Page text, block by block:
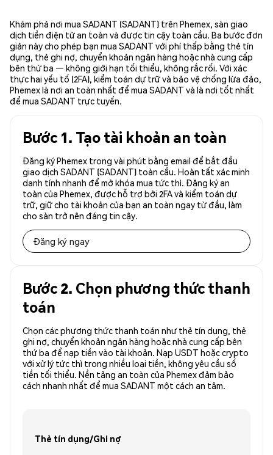
Khám phá nơi mua SADANT (SADANT) trên Phemex, sàn giao
dịch tiền điện tử an toàn và được tin cậy toàn cầu. Ba bước đơn
giản này cho phép bạn mua SADANT với phí thấp bằng thẻ tín
dụng, thẻ ghi nợ, chuyển khoản ngân hàng hoặc nhà cung cấp
bên thứ ba — không giới hạn tối thiểu, không rắc rối. Với xác
thực hai yếu tố (2FA), kiểm toán dự trữ và bảo vệ chống lừa đảo,
Phemex là nơi an toàn nhất để mua SADANT và là nơi tốt nhất
để mua SADANT trực tuyến.
Bước 1. Tạo tài khoản an toàn
Đăng ký Phemex trong vài phút bằng email để bắt đầu
giao dịch SADANT (SADANT) toàn cầu. Hoàn tất xác minh
danh tính nhanh để mở khóa mua tức thì. Đăng ký an
toàn của Phemex, được hỗ trợ bởi 2FA và kiểm toán dự
trữ, giữ cho tài khoản của bạn an toàn ngay từ đầu, làm
cho sàn trở nên đáng tin cậy.
Đăng ký ngay
Bước 2. Chọn phương thức thanh
toán
Chọn các phương thức thanh toán như thẻ tín dụng, thẻ
ghi nợ, chuyển khoản ngân hàng hoặc nhà cung cấp bên
thứ ba để nạp tiền vào tài khoản. Nạp USDT hoặc crypto
với xử lý tức thì trong nhiều loại tiền, không yêu cầu số
tiền tối thiểu. Nền tảng an toàn của Phemex đảm bảo
cách nhanh nhất để mua SADANT một cách an tâm.
Thẻ tín dụng/Ghi nợ